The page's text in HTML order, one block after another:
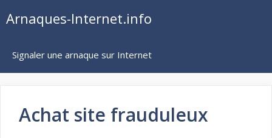
auArnaques-Internet.info
Signaler une arnaque sur Internet
Achat site frauduleux